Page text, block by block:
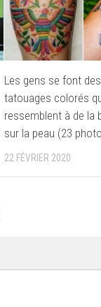
Les gens se font des
tatouages colorés
ressemblent à de la
sur la peau (23
22 FÉVRIER 2020